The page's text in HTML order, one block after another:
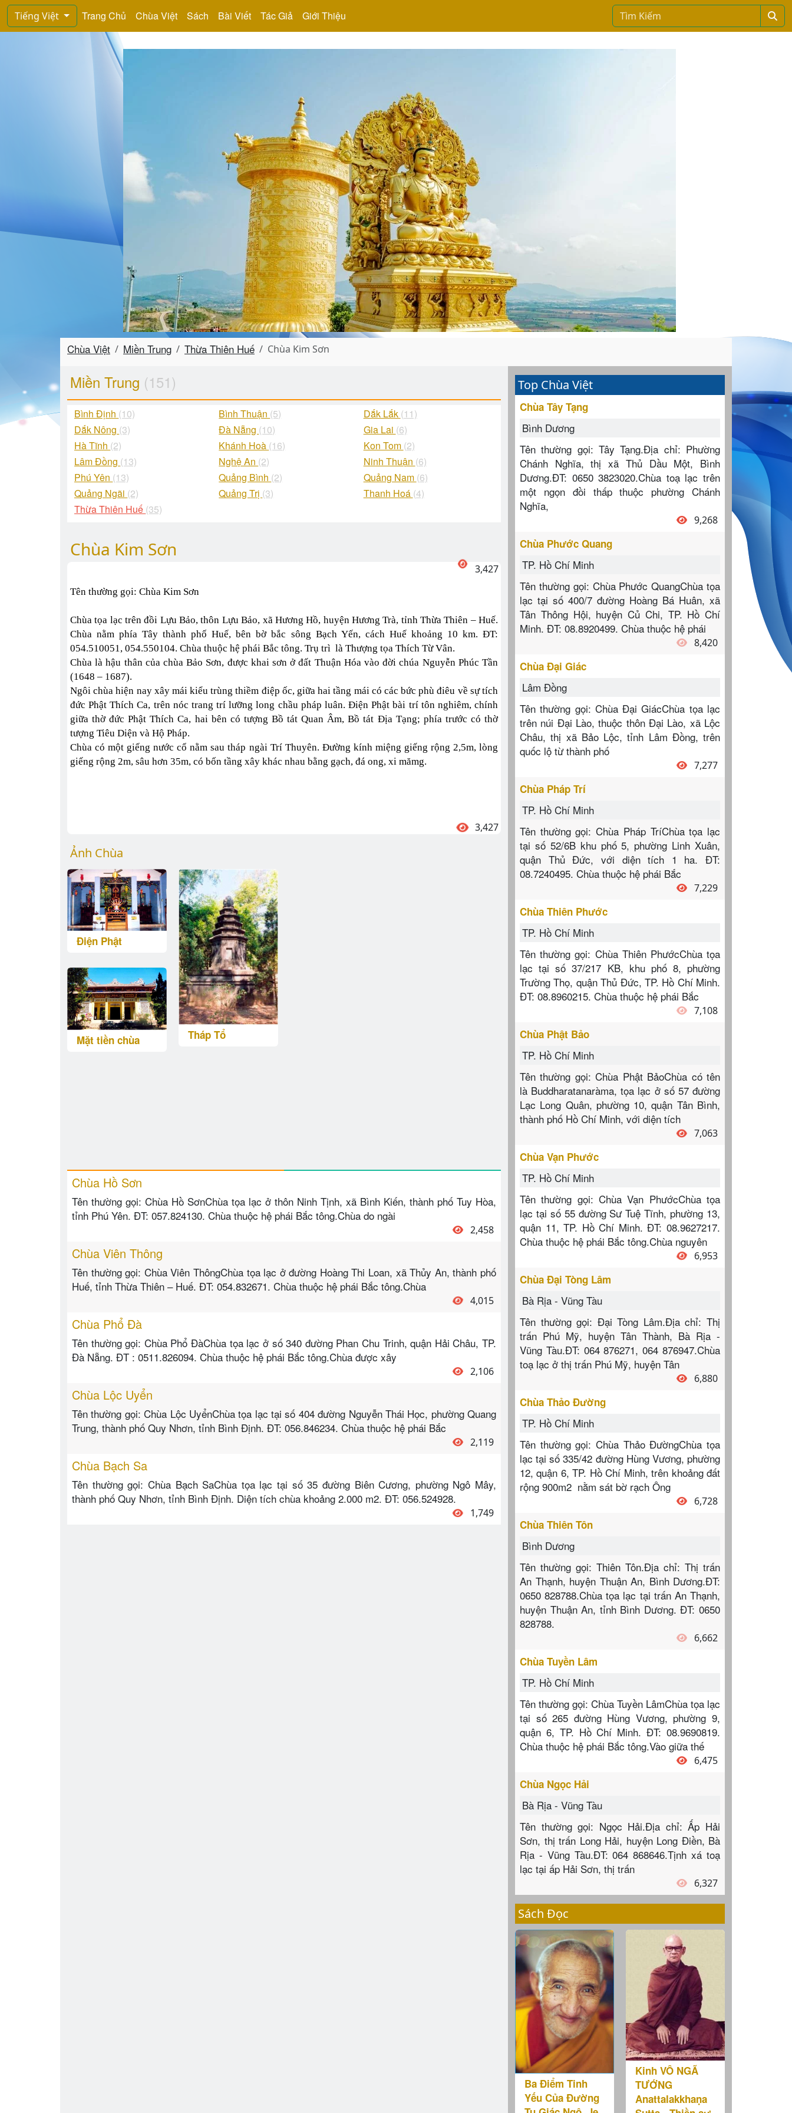
Tiếng Việt Trang Chủ Chùa Việt Sách Bài Viết Tác Giả Giới Thiệu
Chùa Việt Miền Trung Thừa Thiên Huế Chùa Kim Sơn
Miền Trung (151)
Bình Định (10) Bình Thuận (5) Dắk Lắk (11)
Dắk Nông (3) Đà Nẵng (10) Gia Lai (6)
Hà Tĩnh (2) Khánh Hoà (16) Kon Tom (2)
Lâm Đồng (13) Nghệ An (2) Ninh Thuận (6)
Phú Yên (13) Quảng Bình (2) Quảng Nam (6)
Quảng Ngãi (2) Quảng Trị (3) Thanh Hoá (4)
Thừa Thiên Huế (35)
Chùa Kim Sơn
3,427
Tên thường gọi: Chùa Kim Sơn
Chùa tọa lạc trên đồi Lựu Bảo, thôn Lựu Bảo, xã Hương Hồ, huyện Hương Trà, tỉnh Thừa Thiên – Huế.
Chùa nằm phía Tây thành phố Huế, bên bờ bắc sông Bạch Yến, cách Huế khoảng 10 km. ĐT:
054.510051, 054.550104. Chùa thuộc hệ phái Bắc tông. Trụ trì là Thượng tọa Thích Từ Vân.
Chùa là hậu thân của chùa Bảo Sơn, được khai sơn ở đất Thuận Hóa vào đời chúa Nguyễn Phúc Tần
(1648 – 1687).
Ngôi chùa hiện nay xây mái kiểu trùng thiềm điệp ốc, giữa hai tầng mái có các bức phù điêu về sự tích
đức Phật Thích Ca, trên nóc trang trí lưỡng long chầu pháp luân. Điện Phật bài trí tôn nghiêm, chính
giữa thờ đức Phật Thích Ca, hai bên có tượng Bồ tát Quan Âm, Bồ tát Địa Tạng; phía trước có thờ
tượng Tiêu Diện và Hộ Pháp.
Chùa có một giếng nước cổ nằm sau tháp ngài Trí Thuyên. Đường kính miệng giếng rộng 2,5m, lòng
giếng rộng 2m, sâu hơn 35m, có bốn tầng xây khác nhau bằng gạch, đá ong, xi mămg.
3,427
Ảnh Chùa
Điện Phật
Mặt tiền chùa Tháp Tổ
Chùa Hồ Sơn
Tên thường gọi: Chùa Hồ SơnChùa tọa lạc ở thôn Ninh Tịnh, xã Bình Kiến, thành phố Tuy Hòa,
tỉnh Phú Yên. ĐT: 057.824130. Chùa thuộc hệ phái Bắc tông.Chùa do ngài
2,458
Chùa Viên Thông
Tên thường gọi: Chùa Viên ThôngChùa tọa lạc ở đường Hoàng Thi Loan, xã Thủy An, thành phố
Huế, tỉnh Thừa Thiên – Huế. ĐT: 054.832671. Chùa thuộc hệ phái Bắc tông.Chùa
4,015
Chùa Phổ Đà
Tên thường gọi: Chùa Phổ ĐàChùa tọa lạc ở số 340 đường Phan Chu Trinh, quận Hải Châu, TP.
Đà Nẵng. ĐT : 0511.826094. Chùa thuộc hệ phái Bắc tông.Chùa được xây
2,106
Chùa Lộc Uyển
Tên thường gọi: Chùa Lộc UyểnChùa tọa lạc tại số 404 đường Nguyễn Thái Học, phường Quang
Trung, thành phố Quy Nhơn, tỉnh Bình Định. ĐT: 056.846234. Chùa thuộc hệ phái Bắc
2,119
Chùa Bạch Sa
Tên thường gọi: Chùa Bạch SaChùa tọa lạc tại số 35 đường Biên Cương, phường Ngô Mây,
thành phố Quy Nhơn, tỉnh Bình Định. Diện tích chùa khoảng 2.000 m2. ĐT: 056.524928.
1,749
Top Chùa Việt
Chùa Tây Tạng
Bình Dương
Tên thường gọi: Tây Tạng.Địa chỉ: Phường
Chánh Nghĩa, thị xã Thủ Dầu Một, Bình
Dương.ĐT: 0650 3823020.Chùa toạ lạc trên
một ngọn đồi thấp thuộc phường Chánh
Nghĩa,
9,268
Chùa Phước Quang
TP. Hồ Chí Minh
Tên thường gọi: Chùa Phước QuangChùa tọa
lạc tại số 400/7 đường Hoàng Bá Huân, xã
Tân Thông Hội, huyện Củ Chi, TP. Hồ Chí
Minh. ĐT: 08.8920499. Chùa thuộc hệ phái
8,420
Chùa Đại Giác
Lâm Đồng
Tên thường gọi: Chùa Đại GiácChùa tọa lạc
trên núi Đại Lào, thuộc thôn Đại Lào, xã Lộc
Châu, thị xã Bảo Lộc, tỉnh Lâm Đồng, trên
quốc lộ từ thành phố
7,277
Chùa Pháp Trí
TP. Hồ Chí Minh
Tên thường gọi: Chùa Pháp TríChùa tọa lạc
tại số 52/6B khu phố 5, phường Linh Xuân,
quận Thủ Đức, với diện tích 1 ha. ĐT:
08.7240495. Chùa thuộc hệ phái Bắc
7,229
Chùa Thiên Phước
TP. Hồ Chí Minh
Tên thường gọi: Chùa Thiên PhướcChùa tọa
lạc tại số 37/217 KB, khu phố 8, phường
Trường Thọ, quận Thủ Đức, TP. Hồ Chí Minh.
ĐT: 08.8960215. Chùa thuộc hệ phái Bắc
7,108
Chùa Phật Bảo
TP. Hồ Chí Minh
Tên thường gọi: Chùa Phật BảoChùa có tên
là Buddharatanaràma, tọa lạc ở số 57 đường
Lạc Long Quân, phường 10, quận Tân Bình,
thành phố Hồ Chí Minh, với diện tích
7,063
Chùa Vạn Phước
TP. Hồ Chí Minh
Tên thường gọi: Chùa Vạn PhướcChùa tọa
lạc tại số 55 đường Sư Tuệ Tĩnh, phường 13,
quận 11, TP. Hồ Chí Minh. ĐT: 08.9627217.
Chùa thuộc hệ phái Bắc tông.Chùa nguyên
6,953
Chùa Đại Tòng Lâm
Bà Rịa - Vũng Tàu
Tên thường gọi: Đại Tòng Lâm.Địa chỉ: Thị
trấn Phú Mỹ, huyện Tân Thành, Bà Rịa -
Vũng Tàu.ĐT: 064 876271, 064 876947.Chùa
toạ lạc ở thị trấn Phú Mỹ, huyện Tân
6,880
Chùa Thảo Đường
TP. Hồ Chí Minh
Tên thường gọi: Chùa Thảo ĐườngChùa tọa
lạc tại số 335/42 đường Hùng Vương, phường
12, quận 6, TP. Hồ Chí Minh, trên khoảng đất
rộng 900m2 nằm sát bờ rạch Ông
6,728
Chùa Thiên Tôn
Bình Dương
Tên thường gọi: Thiên Tôn.Địa chỉ: Thị trấn
An Thạnh, huyện Thuận An, Bình Dương.ĐT:
0650 828788.Chùa tọa lạc tại trấn An Thạnh,
huyện Thuận An, tỉnh Bình Dương. ĐT: 0650
828788.
6,662
Chùa Tuyền Lâm
TP. Hồ Chí Minh
Tên thường gọi: Chùa Tuyền LâmChùa tọa lạc
tại số 265 đường Hùng Vương, phường 9,
quận 6, TP. Hồ Chí Minh. ĐT: 08.9690819.
Chùa thuộc hệ phái Bắc tông.Vào giữa thế
6,475
Chùa Ngọc Hải
Bà Rịa - Vũng Tàu
Tên thường gọi: Ngọc Hải.Địa chỉ: Ấp Hải
Sơn, thị trấn Long Hải, huyện Long Điền, Bà
Rịa - Vũng Tàu.ĐT: 064 868646.Tịnh xá toạ
lạc tại ấp Hải Sơn, thị trấn
6,327
Sách Đọc
Ba Điểm Tinh
Yếu Của Đường
Kinh VÔ NGÃ
TƯỚNG
Anattalakkhaṇa